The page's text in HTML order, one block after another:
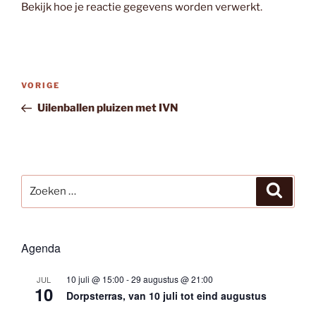
Bekijk hoe je reactie gegevens worden verwerkt.
Bericht
Vorig
bericht
VORIGE
Uilenballen pluizen met IVN
naar:
Agenda
JUL
10
10 juli @ 15:00 -29 augustus @ 21:00
Dorpsterras, van 10 juli tot eind augustus